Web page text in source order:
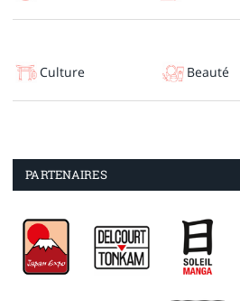
Culture Beauté
PARTENAIRES